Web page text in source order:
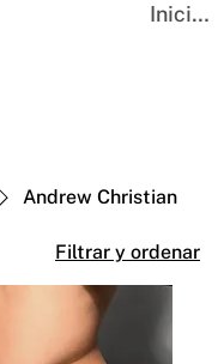
Iniciar
Andrew Christian
Filtrar y ordenar